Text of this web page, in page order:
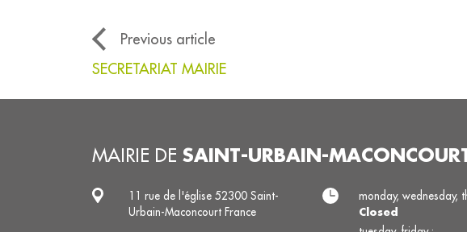
Previous article
SECRETARIAT MAIRIE
MAIRIE DE SAINT-URBAIN-
11 rue de l'église 52300 Saint-
Urbain-Maconcourt France
monday, wednesday,
Closed